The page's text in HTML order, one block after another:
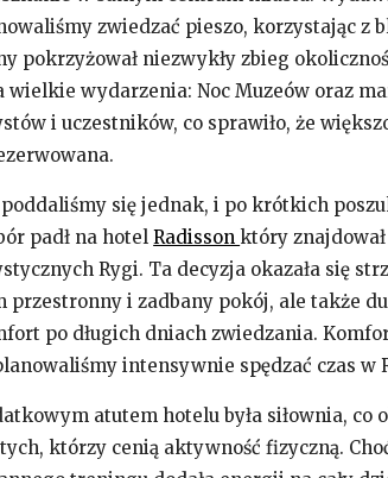
zwiedzać pieszo, korzystając z
pokrzyżował niezwykły zbieg
wielkie wydarzenia: Noc Muzeów oraz
i uczestników, co sprawiło, że
się jednak, i po krótkich
padł na hotelRadisson który
Rygi. Ta decyzja okazała się
przestronny i zadbany pokój, ale także
po długich dniach zwiedzania.
intensywnie spędzać czas w
atutem hotelu była siłownia, co
którzy cenią aktywność fizyczną.